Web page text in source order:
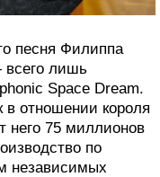
песня Филиппа
всего лишь
Space Dream.
в отношении короля
него 75 миллионов
по
независимых